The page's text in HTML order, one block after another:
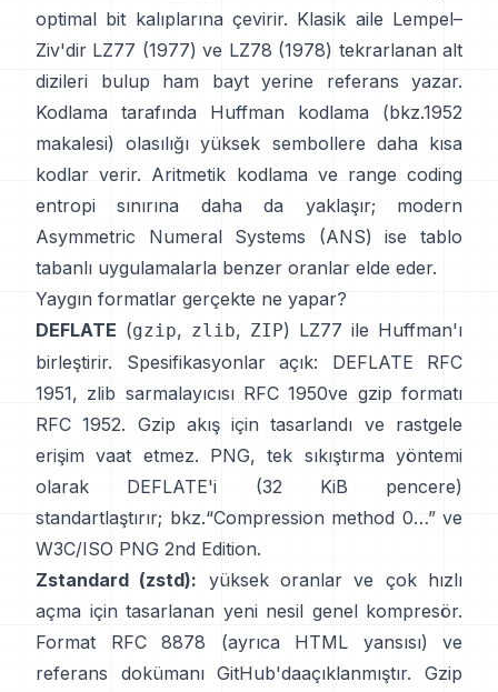
optimal bit kalıplarına çevirir. Klasik aile Lempel–
Ziv'dir LZ77 (1977) ve LZ78 (1978) tekrarlanan alt
dizileri bulup ham bayt yerine referans yazar.
Kodlama tarafında
Huffman kodlama (bkz.1952
makalesi) olasılığı yüksek sembollere daha kısa
kodlar verir. Aritmetik kodlama ve range coding
entropi sınırına daha da yaklaşır; modern
Asymmetric Numeral Systems (ANS)
ise tablo
tabanlı uygulamalarla benzer oranlar elde eder.
Yaygın formatlar gerçekte ne yapar?
DEFLATE (gzip, zlib, ZIP) LZ77 ile Huffman'ı
birleştirir. Spesifikasyonlar açık: DEFLATE
RFC
1951, zlib sarmalayıcısı RFC 1950ve gzip formatı
RFC 1952. Gzip akış için tasarlandı ve rastgele
erişim vaat etmez. PNG, tek sıkıştırma yöntemi
olarak DEFLATE'i (32 KiB pencere)
standartlaştırır; bkz.“Compression method 0…” ve
W3C/ISO PNG 2nd Edition.
Zstandard (zstd): yüksek oranlar ve çok hızlı
açma için tasarlanan yeni nesil genel kompresör.
Format
RFC 8878 (ayrıca HTML yansısı) ve
referans dokümanı GitHub'daaçıklanmıştır. Gzip